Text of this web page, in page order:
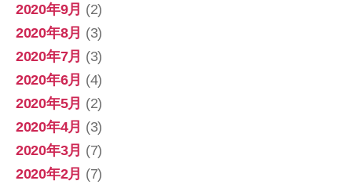
2020年9月 (2)
2020年8月 (3)
2020年7月 (3)
2020年6月 (4)
2020年5月 (2)
2020年4月 (3)
2020年3月 (7)
2020年2月 (7)